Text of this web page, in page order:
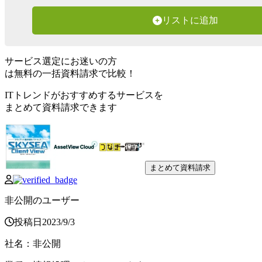
リストに追加
サービス選定にお迷いの方
は無料の一括資料請求で比較！
ITトレンドがおすすめするサービスを
まとめて資料請求できます
まとめて資料請求
非公開のユーザー
投稿日 2023/9/3
社名 ： 非公開